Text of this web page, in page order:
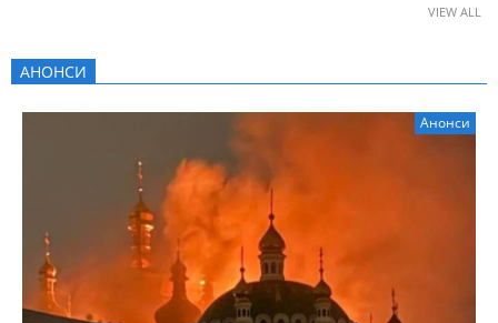
VIEW ALL
АНОНСИ
Анонси